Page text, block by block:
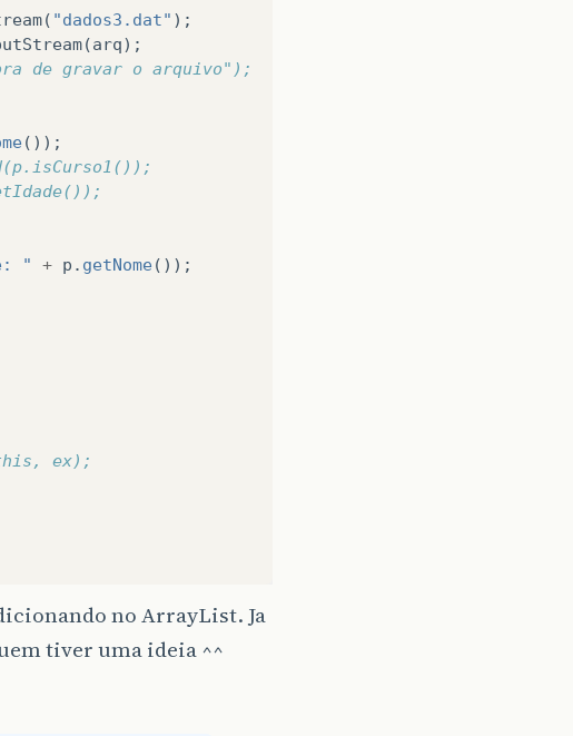
( "dados3.dat" );
(arq);
de gravar o arquivo");
());
" + p . getNome());
ex);
no ArrayList. Ja
tiver uma ideia ^^